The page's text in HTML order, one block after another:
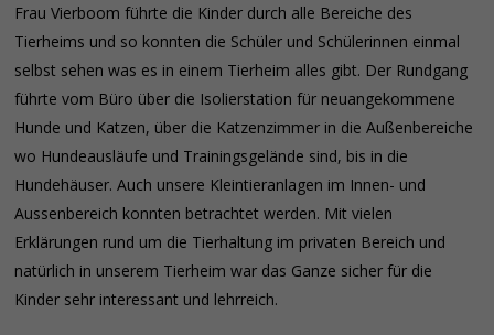
Frau Vierboom führte die Kinder durch alle Bereiche des
Tierheims und so konnten die Schüler und Schülerinnen einmal
selbst sehen was es in einem Tierheim alles gibt. Der Rundgang
führte vom Büro über die Isolierstation für neuangekommene
Hunde und Katzen, über die Katzenzimmer in die Außenbereiche
wo Hundeausläufe und Trainingsgelände sind, bis in die
Hundehäuser. Auch unsere Kleintieranlagen im Innen- und
Aussenbereich konnten betrachtet werden. Mit vielen
Erklärungen rund um die Tierhaltung im privaten Bereich und
natürlich in unserem Tierheim war das Ganze sicher für die
Kinder sehr interessant und lehrreich.